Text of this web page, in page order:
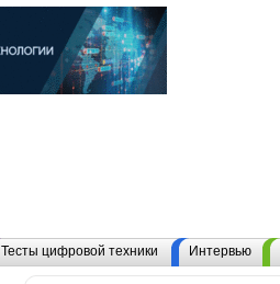
Тесты цифровой техники Интервью